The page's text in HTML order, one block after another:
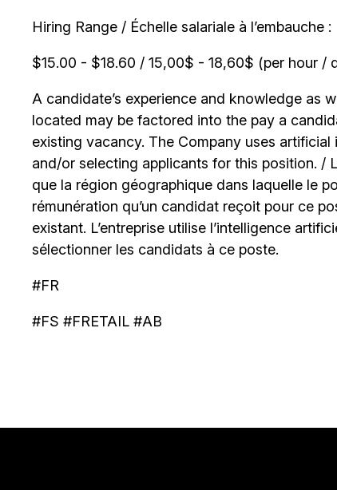
Hiring Range / Échelle salariale à l’embauche :
$15.00 - $18.60 / 15,00$ - 18,60$ (per hour /
A candidate’s experience and knowledge as
located may be factored into the pay a
existing vacancy. The Company uses
and/or selecting applicants for this position. /
que la région géographique dans laquelle le
rémunération qu’un candidat reçoit pour ce
existant. L’entreprise utilise l’intelligence
sélectionner les candidats à ce poste.
#FR
#FS #FRETAIL #AB